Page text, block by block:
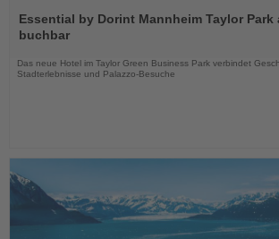
Sie
die
Essential by Dorint Mannheim Taylor Park
buchbar
Das neue Hotel im Taylor Green Business Park verbindet
Stadterlebnisse und Palazzo-Besuche